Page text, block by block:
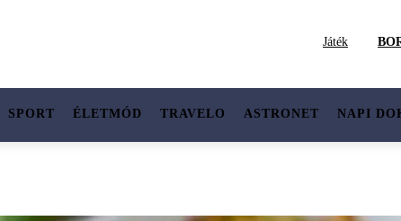
Játék
SPORT ÉLETMÓD TRAVELO ASTRONET NAPI